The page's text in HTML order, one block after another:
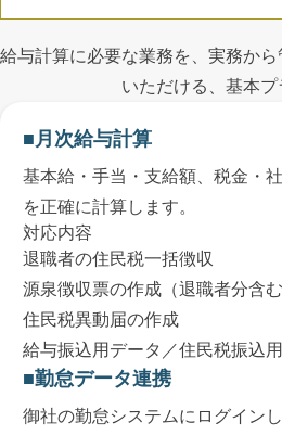
給与計算に必要な業務を、実務か
いただける、基本プ
月次給与計算
基本給・手当・支給額、税金・
を正確に計算します。
対応内容
退職者の住民税一括徴収
源泉徴収票の作成（退職者分含む
住民税異動届の作成
給与振込用データ／住民税振込
勤怠データ連携
御社の勤怠システムにログイン